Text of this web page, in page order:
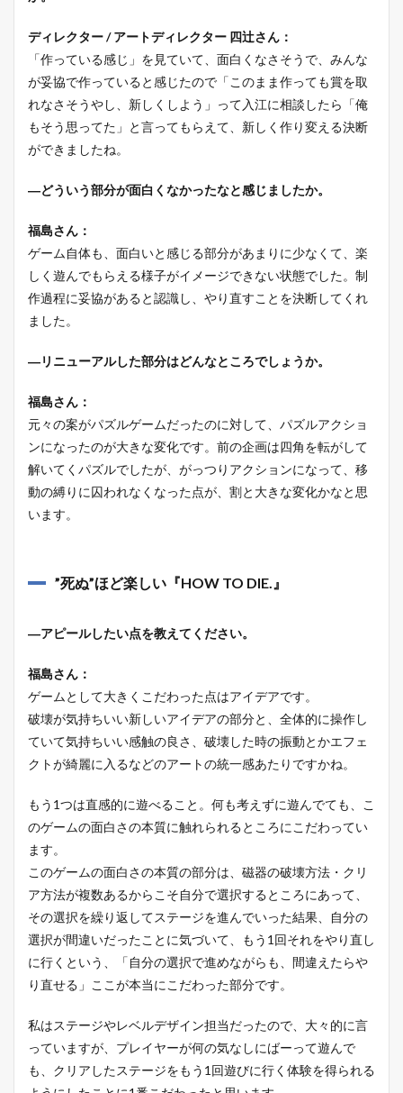
ディレクター / アートディレクター 四辻さん：
「作っている感じ」を見ていて、面白くなさそうで、みんな
が妥協で作っていると感じたので「このまま作っても賞を取
れなさそうやし、新しくしよう」って入江に相談したら「俺
もそう思ってた」と言ってもらえて、新しく作り変える決断
ができましたね。
―どういう部分が面白くなかったなと感じましたか。
福島さん：
ゲーム自体も、面白いと感じる部分があまりに少なくて、楽
しく遊んでもらえる様子がイメージできない状態でした。制
作過程に妥協があると認識し、やり直すことを決断してくれ
ました。
―リニューアルした部分はどんなところでしょうか。
福島さん：
元々の案がパズルゲームだったのに対して、パズルアクショ
ンになったのが大きな変化です。前の企画は四角を転がして
解いてくパズルでしたが、がっつりアクションになって、移
動の縛りに囚われなくなった点が、割と大きな変化かなと思
います。
”死ぬ”ほど楽しい『HOW TO DIE.』
―アピールしたい点を教えてください。
福島さん：
ゲームとして大きくこだわった点はアイデアです。
破壊が気持ちいい新しいアイデアの部分と、全体的に操作し
ていて気持ちいい感触の良さ、破壊した時の振動とかエフェ
クトが綺麗に入るなどのアートの統一感あたりですかね。
もう1つは直感的に遊べること。何も考えずに遊んでても、こ
のゲームの面白さの本質に触れられるところにこだわってい
ます。
このゲームの面白さの本質の部分は、磁器の破壊方法・クリ
ア方法が複数あるからこそ自分で選択するところにあって、
その選択を繰り返してステージを進んでいった結果、自分の
選択が間違いだったことに気づいて、もう1回それをやり直し
に行くという、「自分の選択で進めながらも、間違えたらや
り直せる」ここが本当にこだわった部分です。
私はステージやレベルデザイン担当だったので、大々的に言
っていますが、プレイヤーが何の気なしにばーって遊んで
も、クリアしたステージをもう1回遊びに行く体験を得られる